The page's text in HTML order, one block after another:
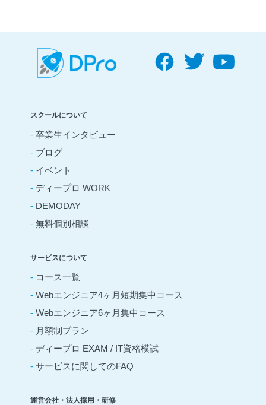
スクールについて
- 卒業生インタビュー
- ブログ
- イベント
- ディープロ WORK
- DEMODAY
- 無料個別相談
サービスについて
- コース一覧
- Webエンジニア4ヶ月短期集中コース
- Webエンジニア6ヶ月集中コース
- 月額制プラン
- ディープロ EXAM / IT資格模試
- サービスに関してのFAQ
運営会社・法人採用・研修